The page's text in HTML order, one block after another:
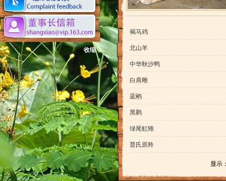
收缩
褐马鸡
北山羊
中华秋沙鸭
白肩雕
蓝鹇
黑鹳
绿尾虹雉
普氏原羚
显示